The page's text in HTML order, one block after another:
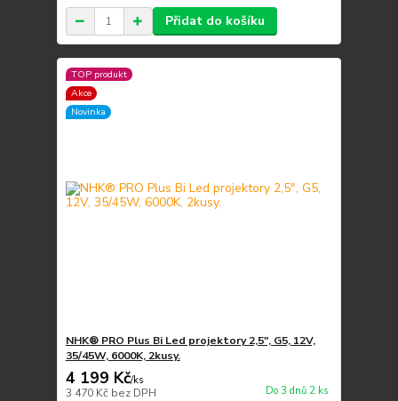
Přidat do košíku
TOP produkt
Akce
Novinka
NHK® PRO Plus Bi Led projektory 2,5", G5, 12V,
35/45W, 6000K, 2kusy.
4 199 Kč/ks
3 470 Kč bez DPH Do 3 dnů 2 ks